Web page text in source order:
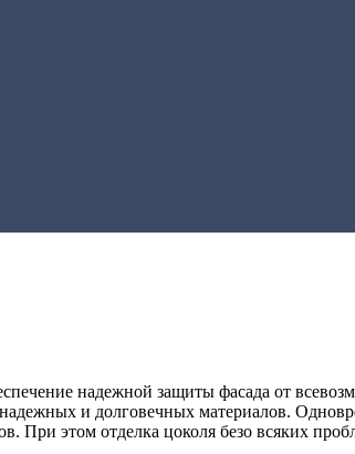
надежной защиты фасада от
и долговечных материалов.
При этом отделка цоколя безо всяких